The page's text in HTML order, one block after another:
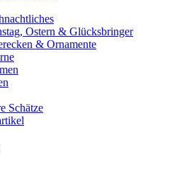
Ostern & Glücksbringer
& Ornamente
Schätze